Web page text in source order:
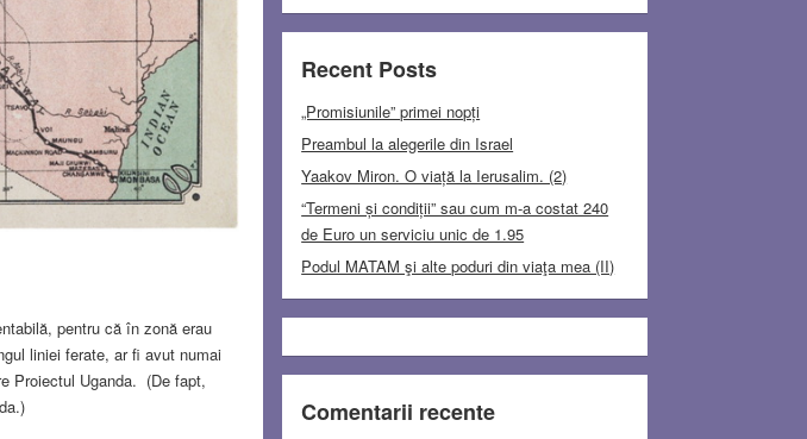
pentru că în zonă erau
liniei ferate, ar fi avut numai
Proiectul Uganda. (De fapt,
Recent Posts
„Promisiunile” primei nopți
Preambul la alegerile din Israel
Yaakov Miron. O viață la Ierusalim. (2)
“Termeni și condiții” sau cum m-a costat 240
de Euro un serviciu unic de 1.95
Podul MATAM şi alte poduri din viaţa mea (II)
Comentarii recente